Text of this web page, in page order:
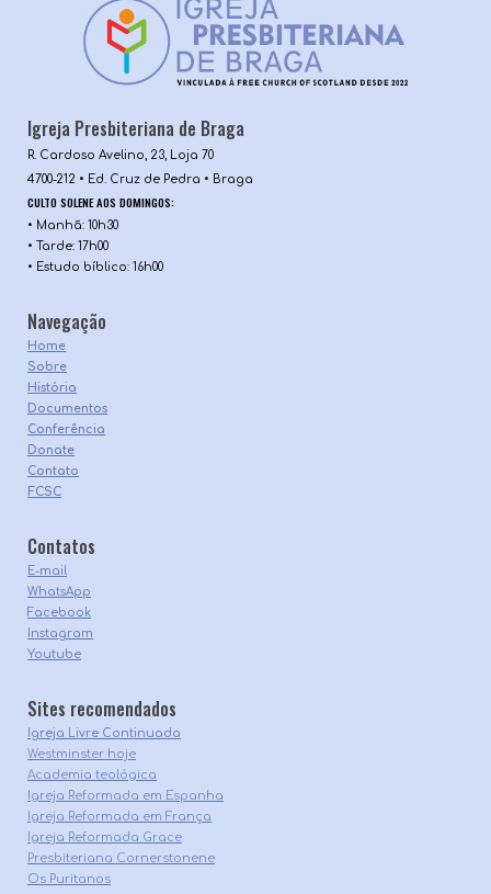
Igreja Presbiteriana de Braga
R. Cardoso Avelino, 23, Loja 70
4700-212 • Ed. Cruz de Pedra • Braga
CULTO SOLENE AOS DOMINGOS:
• M anhã: 10h30
•
arde:17h00
• Estudo bíblico: 1 6h00
Navegação
Home
Sobre
História
Documentos
Conferência
Donate
Contato
FCSC
Contatos
E-mail
WhatsApp
Facebook
Instagram
Youtube
Sites recomendados
Igreja Livre Continuada
Westminster hoje
Academia teológica
Igreja Reformada em Espanha
Igreja Reformada em França
Igreja Reformada Grace
Presbiteriana Cornerstonene
Os Puritanos